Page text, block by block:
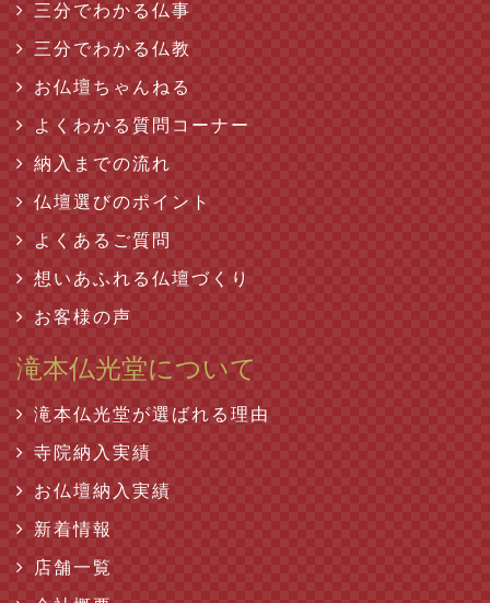
三分でわかる仏事
三分でわかる仏教
お仏壇ちゃんねる
よくわかる質問コーナー
納入までの流れ
仏壇選びのポイント
よくあるご質問
想いあふれる仏壇づくり
お客様の声
滝本仏光堂について
滝本仏光堂が選ばれる理由
寺院納入実績
お仏壇納入実績
新着情報
店舗一覧